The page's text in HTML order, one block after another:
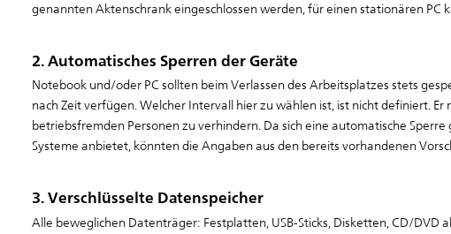
genannten Aktenschrank eingeschlossen werden, für einen stationären PC
2. Automatisches Sperren der Geräte
Notebook und/oder PC sollten beim Verlassen des Arbeitsplatzes stets
nach Zeit verfügen. Welcher Intervall hier zu wählen ist, ist nicht definiert. Er
betriebsfremden Personen zu verhindern. Da sich eine automatische
Systeme anbietet, könnten die Angaben aus den bereits vorhandenen
3. Verschlüsselte Datenspeicher
Alle beweglichen Datenträger: Festplatten, USB-Sticks, Disketten, CD/DVD